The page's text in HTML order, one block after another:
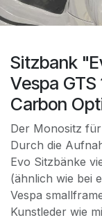
Sitzbank
Vespa
Carbon
Der Monositz
Durch die
Evo Sitzbänke
(ähnlich wie bei
Vespa
Kunstleder wie